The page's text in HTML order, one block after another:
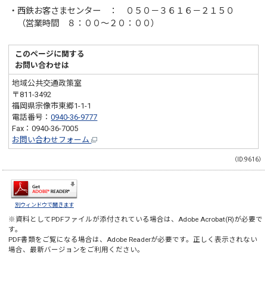
・西鉄お客さまセンター ： ０５０－３６１６－２１５０
（営業時間 ８：００～２０：００）
このページに関する
お問い合わせは
地域公共交通政策室
〒811-3492
福岡県宗像市東郷1-1-1
電話番号：0940-36-9777
Fax：0940-36-7005
お問い合わせフォーム
（ID:9616）
別ウィンドウで開きます
※資料としてPDFファイルが添付されている場合は、 Adobe Acrobat(R)が必要で
す。
PDF書類をご覧になる場合は、 Adobe Readerが必要です。正しく表示されない
場合、最新バージョンをご利用ください。